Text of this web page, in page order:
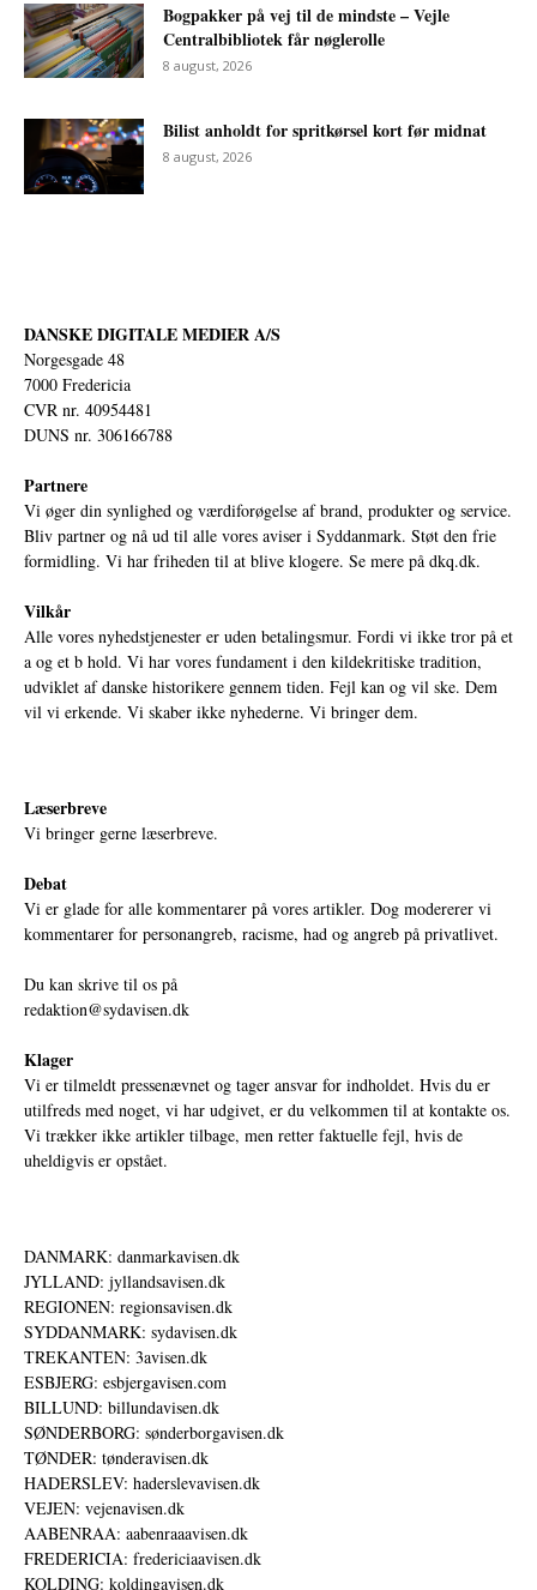
Bogpakker på vej til de mindste – Vejle
Centralbibliotek får nøglerolle
8 august, 2026
Bilist anholdt for spritkørsel kort før midnat
8 august, 2026
DANSKE DIGITALE MEDIER A/S
Norgesgade 48
7000 Fredericia
CVR nr. 40954481
DUNS nr. 306166788
Partnere
Vi øger din synlighed og værdiforøgelse af brand, produkter og service.
Bliv partner og nå ud til alle vores aviser i Syddanmark. Støt den frie
formidling. Vi har friheden til at blive klogere. Se mere på dkq.dk.
Vilkår
Alle vores nyhedstjenester er uden betalingsmur. Fordi vi ikke tror på et
a og et b hold. Vi har vores fundament i den kildekritiske tradition,
udviklet af danske historikere gennem tiden. Fejl kan og vil ske. Dem
vil vi erkende. Vi skaber ikke nyhederne. Vi bringer dem.
Læserbreve
Vi bringer gerne læserbreve.
Debat
Vi er glade for alle kommentarer på vores artikler. Dog modererer vi
kommentarer for personangreb, racisme, had og angreb på privatlivet.
Du kan skrive til os på
redaktion@sydavisen.dk
Klager
Vi er tilmeldt pressenævnet og tager ansvar for indholdet. Hvis du er
utilfreds med noget, vi har udgivet, er du velkommen til at kontakte os.
Vi trækker ikke artikler tilbage, men retter faktuelle fejl, hvis de
uheldigvis er opstået.
DANMARK: danmarkavisen.dk
JYLLAND: jyllandsavisen.dk
REGIONEN: regionsavisen.dk
SYDDANMARK: sydavisen.dk
TREKANTEN: 3avisen.dk
ESBJERG: esbjergavisen.com
BILLUND: billundavisen.dk
SØNDERBORG: sønderborgavisen.dk
TØNDER: tønderavisen.dk
HADERSLEV: haderslevavisen.dk
VEJEN: vejenavisen.dk
AABENRAA: aabenraaavisen.dk
FREDERICIA: fredericiaavisen.dk
KOLDING: koldingavisen.dk